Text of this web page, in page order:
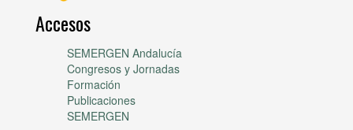
Accesos
SEMERGEN Andalucía
Congresos y Jornadas
Formación
Publicaciones
SEMERGEN